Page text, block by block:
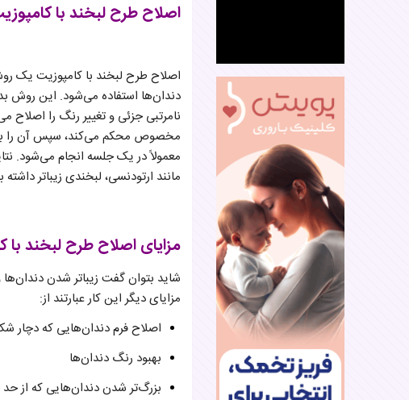
اصلاح طرح لبخند با
اصلاح طرح لبخند با کامپوزیت یک
دندان‌ها استفاده می‌شود. این روش
نامرتبی جزئی و تغییر رنگ را اصلاح
مخصوص محکم می‌کند، سپس آن را به
معمولاً در یک جلسه انجام می‌شود.
مانند ارتودنسی، لبخندی زیباتر داشته
مزایای اصلاح طرح لبخند با
شاید بتوان گفت زیباتر شدن
مزایای دیگر این کار عبارتند از:
اصلاح فرم دندان‌هایی که دچار
بهبود رنگ دندان‌ها
بزرگ‌تر شدن دندان‌هایی که از